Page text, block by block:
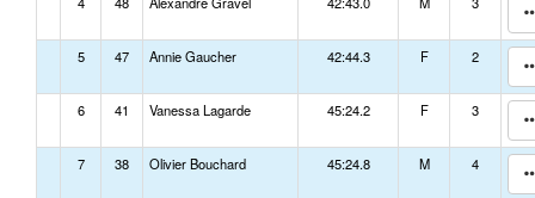
5 47 Annie Gaucher 42:44.3 F 2
6 41 Vanessa Lagarde 45:24.2 F 3
7 38 Olivier Bouchard 45:24.8 M 4